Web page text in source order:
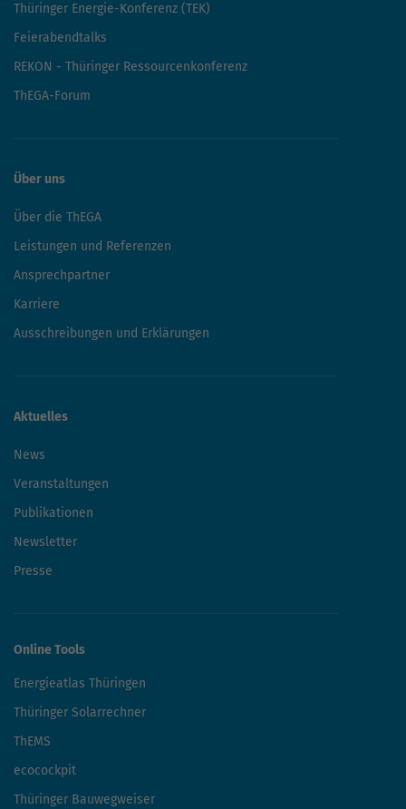
Thüringer Energie-Konferenz (TEK)
Feierabendtalks
REKON - Thüringer Ressourcenkonferenz
ThEGA-Forum
Über uns
Über die ThEGA
Leistungen und Referenzen
Ansprechpartner
Karriere
Ausschreibungen und Erklärungen
Aktuelles
News
Veranstaltungen
Publikationen
Newsletter
Presse
Online Tools
Energieatlas Thüringen
Thüringer Solarrechner
ThEMS
ecocockpit
Thüringer Bauwegweiser